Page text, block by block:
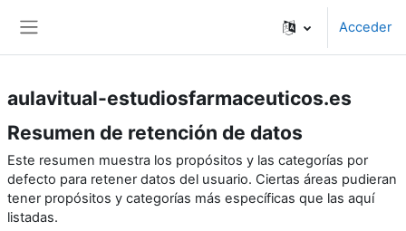
Acceder
aulavitual-estudiosfarmaceuticos.es
Resumen de retención de datos
Este resumen muestra los propósitos y las categorías por
defecto para retener datos del usuario. Ciertas áreas pudieran
tener propósitos y categorías más específicas que las aquí
listadas.